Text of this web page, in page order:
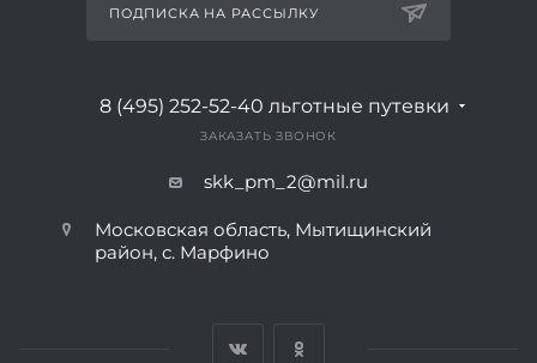
ПОДПИСКА НА РАССЫЛКУ
8 (495) 252-52-40 льготные путевки
ЗАКАЗАТЬ ЗВОНОК
skk_pm_2@mil.ru
Московская область, Мытищинский
район, с. Марфино